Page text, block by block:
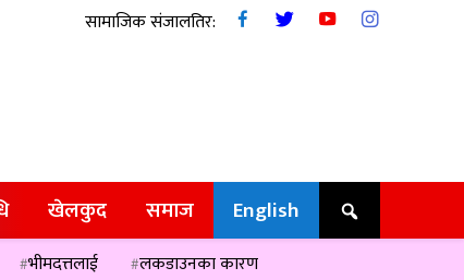
सामाजिक संजालतिर:
खेलकुद समाज English
भीमदत्तलाई
लकडाउनका कारण